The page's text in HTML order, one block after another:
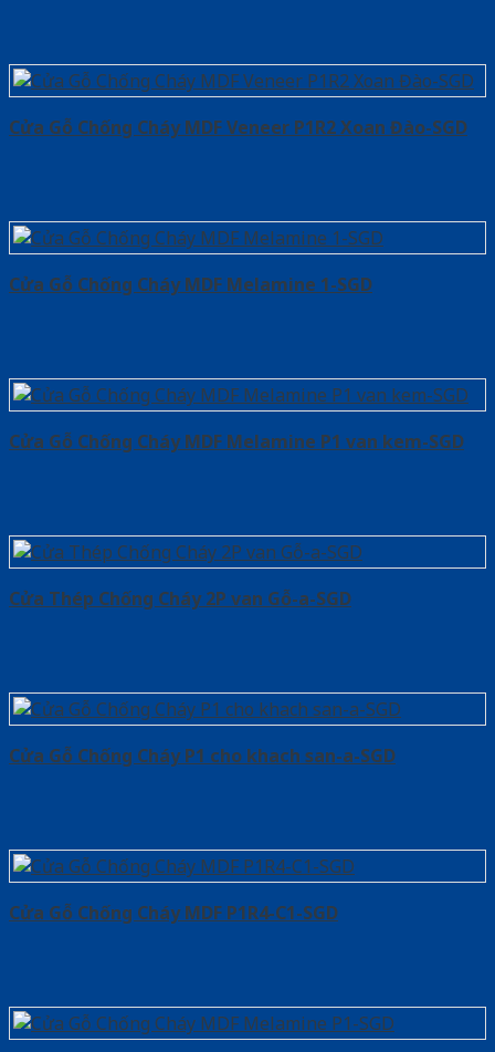
Cửa Gỗ Chống Cháy MDF Veneer P1R2 Xoan Đào-SGD
Cửa Gỗ Chống Cháy MDF Melamine 1-SGD
Cửa Gỗ Chống Cháy MDF Melamine P1 van kem-SGD
Cửa Thép Chống Cháy 2P van Gỗ-a-SGD
Cửa Gỗ Chống Cháy P1 cho khach san-a-SGD
Cửa Gỗ Chống Cháy MDF P1R4-C1-SGD